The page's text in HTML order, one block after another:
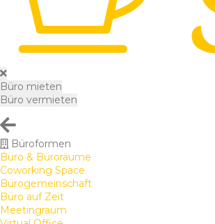
Büro mieten
Büro vermieten
Büroformen
Büro & Büroräume
Coworking Space
Bürogemeinschaft
Büro auf Zeit
Meetingraum